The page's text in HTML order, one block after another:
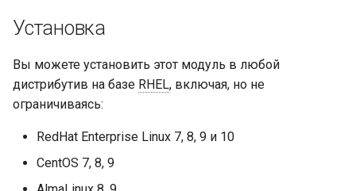
中文
и
з
а $browser_name
HTTPS support
Experiments
Analytics and advanced
history
NGINX security update,
aws-sdk
base-encoding
RHEL
Tengine Web Server -
Установка на RHEL, CentOS
и Rocky Linux
Модули NGINX для панели
управления Plesk - RPM-
пакеты
Установка
Вы можете установить этот модуль в любой
дистрибутив на базе RHEL, включая, но не
ограничиваясь:
RedHat Enterprise Linux 7, 8, 9 и 10
CentOS 7, 8, 9